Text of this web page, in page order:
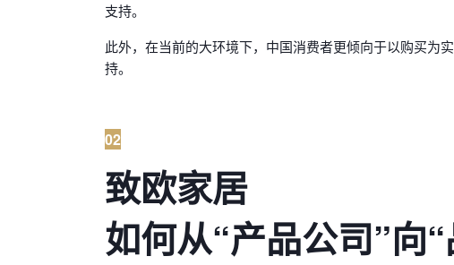
支持。
此外，在当前的大环境下，中国消费者更倾向于以购买为
持。
02
致欧家居
如何从“产品公司”向